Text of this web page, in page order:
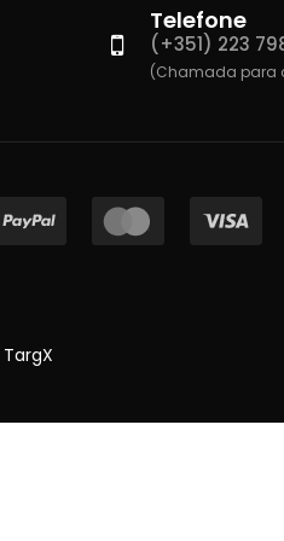
Telefone
(+351) 223
(Chamada para
TargX